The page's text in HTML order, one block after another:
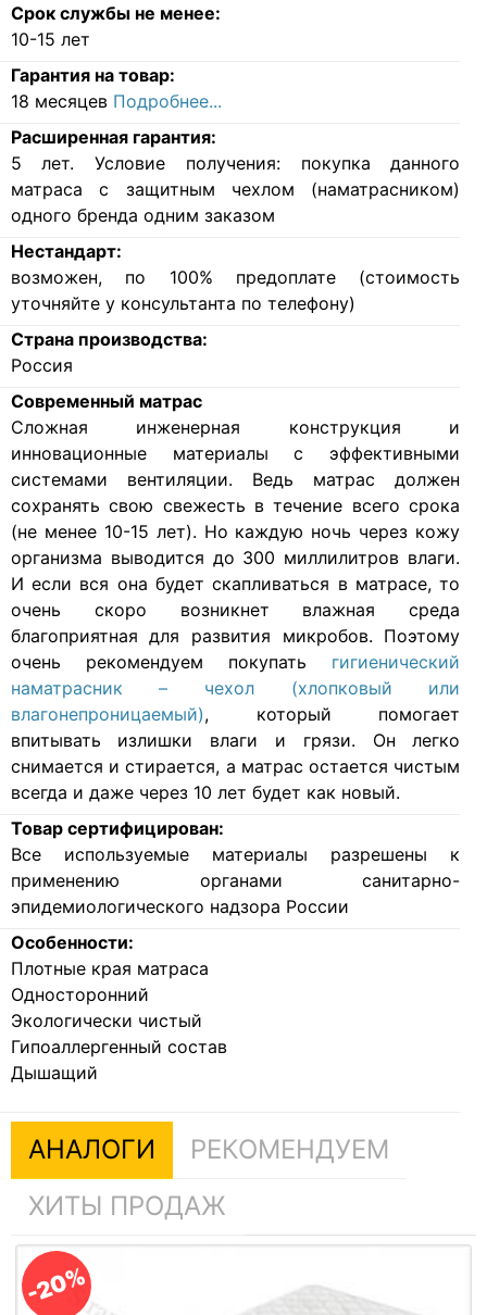
Срок службы не менее:
10-15 лет
Гарантия на товар:
18 месяцев Подробнее...
Расширенная гарантия:
5 лет. Условие получения: покупка данного
матраса с защитным чехлом (наматрасником)
одного бренда одним заказом
Нестандарт:
возможен, по 100% предоплате (стоимость
уточняйте у консультанта по телефону)
Страна производства:
Россия
Современный матрас
Cложная инженерная конструкция и
инновационные материалы с эффективными
системами вентиляции. Ведь матрас должен
сохранять свою свежесть в течение всего срока
(не менее 10-15 лет). Но каждую ночь через кожу
организма выводится до 300 миллилитров влаги.
И если вся она будет скапливаться в матрасе, то
очень скоро возникнет влажная среда
благоприятная для развития микробов. Поэтому
очень рекомендуем покупать гигиенический
наматрасник – чехол (хлопковый или
влагонепроницаемый), который помогает
впитывать излишки влаги и грязи. Он легко
снимается и стирается, а матрас остается чистым
всегда и даже через 10 лет будет как новый.
Товар сертифицирован:
Все используемые материалы разрешены к
применению органами санитарно-
эпидемиологического надзора России
Особенности:
Плотные края матраса
Односторонний
Экологически чистый
Гипоаллергенный состав
Дышащий
АНАЛОГИ
РЕКОМЕНДУЕМ
ХИТЫ ПРОДАЖ
-20%